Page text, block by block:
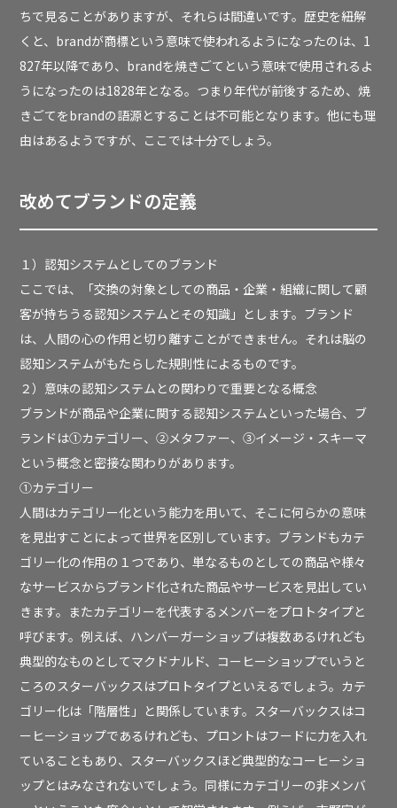
ちで見ることがありますが、それらは間違いです。歴史を紐解
くと、brandが商標という意味で使われるようになったのは、1
827年以降であり、brandを焼きごてという意味で使用されるよ
うになったのは1828年となる。つまり年代が前後するため、焼
きごてをbrandの語源とすることは不可能となります。他にも理
由はあるようですが、ここでは十分でしょう。
改めてブランドの定義
１）認知システムとしてのブランド
ここでは、「交換の対象としての商品・企業・組織に関して顧
客が持ちうる認知システムとその知識」とします。ブランド
は、人間の心の作用と切り離すことができません。それは脳の
認知システムがもたらした規則性によるものです。
２）意味の認知システムとの関わりで重要となる概念
ブランドが商品や企業に関する認知システムといった場合、ブ
ランドは①カテゴリー、②メタファー、③イメージ・スキーマ
という概念と密接な関わりがあります。
①カテゴリー
人間はカテゴリー化という能力を用いて、そこに何らかの意味
を見出すことによって世界を区別しています。ブランドもカテ
ゴリー化の作用の１つであり、単なるものとしての商品や様々
なサービスからブランド化された商品やサービスを見出してい
きます。またカテゴリーを代表するメンバーをプロトタイプと
呼びます。例えば、ハンバーガーショップは複数あるけれども
典型的なものとしてマクドナルド、コーヒーショップでいうと
ころのスターバックスはプロトタイプといえるでしょう。カテ
ゴリー化は「階層性」と関係しています。スターバックスはコ
ーヒーショップであるけれども、プロントはフードに力を入れ
ていることもあり、スターバックスほど典型的なコーヒーショ
ップとはみなされないでしょう。同様にカテゴリーの非メンバ